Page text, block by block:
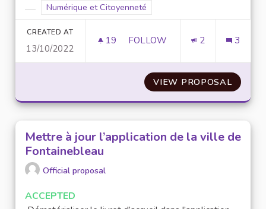
Filter results for category:
Filter results for scope: Numérique et Citoyenneté
Numérique et Citoyenneté
CREATED AT
13/10/2022
19 19 FOLLOWERS
FOLLOW 2 3
VIEW PROPOSALSITE/
Mettre à jour l’application de la ville de
Fontainebleau
Official proposal
ACCEPTED